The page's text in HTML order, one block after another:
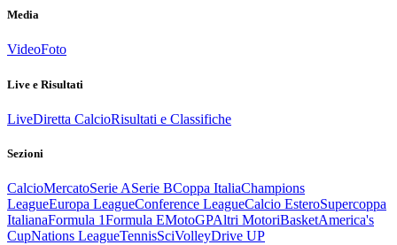
Media
VideoFoto
Live e Risultati
LiveDiretta CalcioRisultati e Classifiche
Sezioni
CalcioMercatoSerie ASerie BCoppa ItaliaChampions
LeagueEuropa LeagueConference LeagueCalcio EsteroSupercoppa
ItalianaFormula 1Formula EMotoGPAltri MotoriBasketAmerica's
CupNations LeagueTennisSciVolleyDrive UP